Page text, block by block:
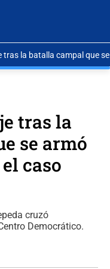
tras la batalla campal que
tras la
se armó
caso
cruzó
Democrático.